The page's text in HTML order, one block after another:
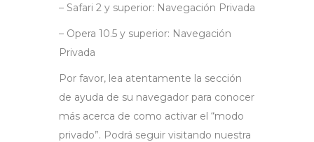
– Safari 2 y superior: Navegación Privada
– Opera 10.5 y superior: Navegación
Privada
Por favor, lea atentamente la sección
de ayuda de su navegador para conocer
más acerca de como activar el “modo
privado”. Podrá seguir visitando nuestra